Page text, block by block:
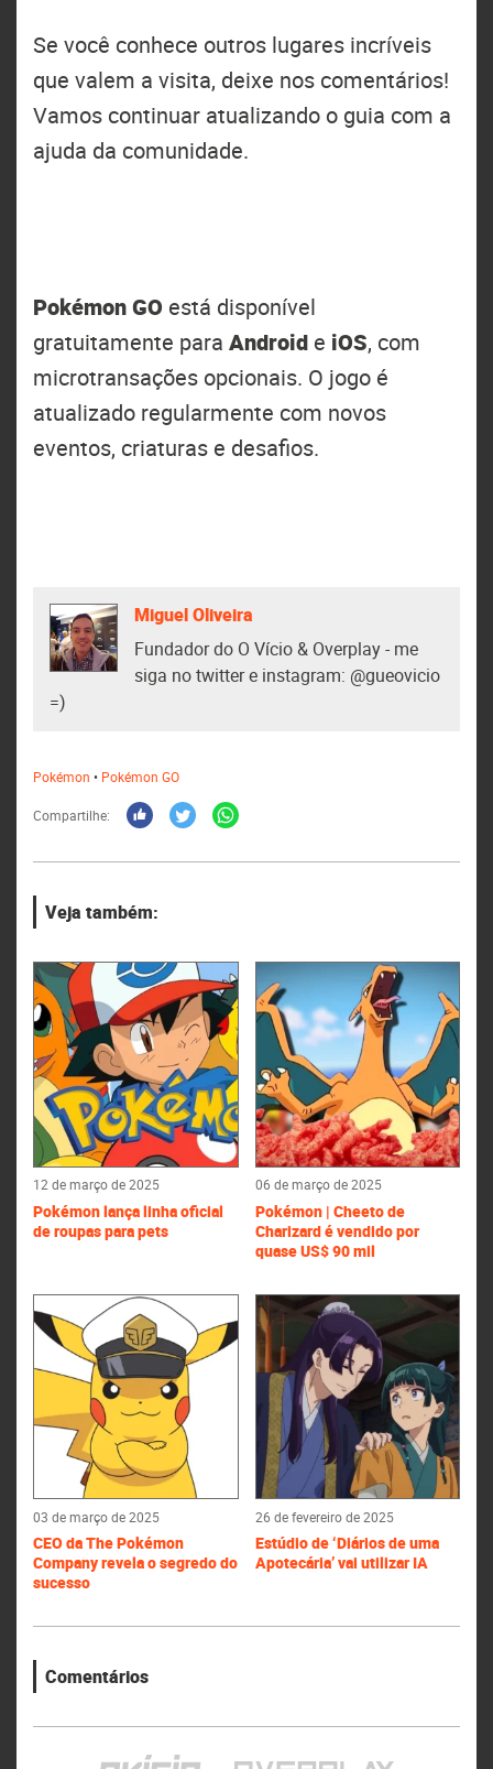
Se você conhece outros lugares incríveis
que valem a visita, deixe nos comentários!
Vamos continuar atualizando o guia com a
ajuda da comunidade.
Pokémon GO está disponível
gratuitamente para Android e iOS, com
microtransações opcionais. O jogo é
atualizado regularmente com novos
eventos, criaturas e desafios.
Miguel Oliveira
Fundador do O Vício & Overplay - me
siga no twitter e instagram: @gueovicio
=)
Pokémon • Pokémon GO
Compartilhe:
Veja também:
12 de março de 2025
Pokémon lança linha oficial
de roupas para pets
06 de março de 2025
Pokémon | Cheeto de
Charizard é vendido por
quase US$ 90 mil
03 de março de 2025
CEO da The Pokémon
Company revela o segredo do
sucesso
26 de fevereiro de 2025
Estúdio de ‘Diários de uma
Apotecária’ vai utilizar IA
Comentários